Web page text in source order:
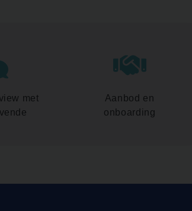
met
Aanbod en
onboarding